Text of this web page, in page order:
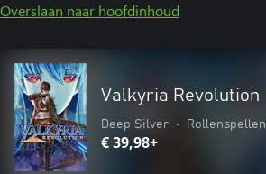
Overslaan naar hoofdinhoud
Valkyria Revolution
Deep Silver • Rollenspellen
€ 39,98+